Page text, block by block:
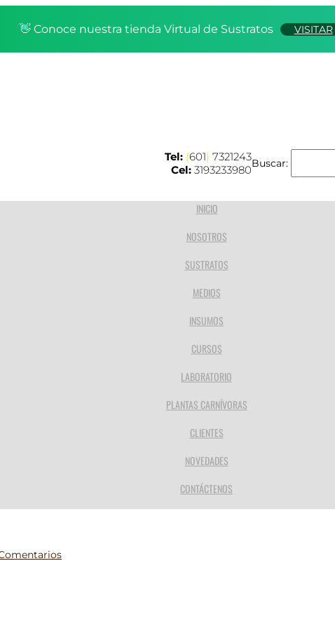
👋 Conoce nuestra tienda Virtual de Sustratos VISITAR
Tel: (601) 7321243
Cel:3193233980Buscar:
INICIO
NOSOTROS
SUSTRATOS
MEDIOS
INSUMOS
CURSOS
LABORATORIO
PLANTAS CARNÍVORAS
CLIENTES
NOVEDADES
CONTÁCTENOS